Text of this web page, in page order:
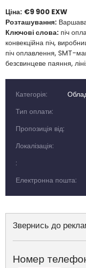
Ціна: €9 900 EXW
Розташування:
Ключові слова:піч
конвекційна піч,
піч оплавлення, SMT-
безсвинцеве паяння,
Категорія:
Тип оплати:
Пропозиція від:
Локалізація:
:
Електронна пошта:
Звернись до
Номер